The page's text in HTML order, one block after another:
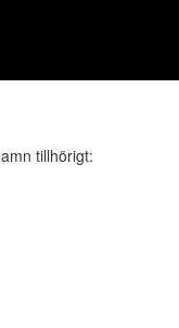
tillhörigt: